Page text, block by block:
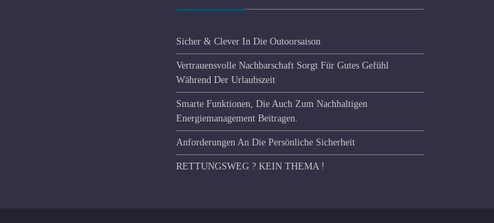
Sicher & Clever In Die Outoorsaison
Vertrauensvolle Nachbarschaft Sorgt Für Gutes Gefühl
Während Der Urlaubszeit
Smarte Funktionen, Die Auch Zum Nachhaltigen
Energiemanagement Beitragen.
Anforderungen An Die Persönliche Sicherheit
RETTUNGSWEG ? KEIN THEMA !